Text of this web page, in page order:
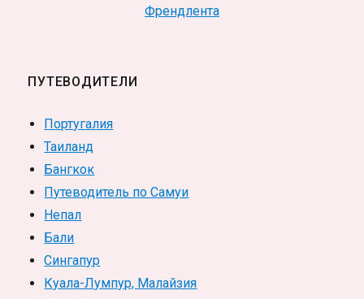
Френдлента
ПУТЕВОДИТЕЛИ
Португалия
Таиланд
Бангкок
Путеводитель по Самуи
Непал
Бали
Сингапур
Куала-Лумпур, Малайзия